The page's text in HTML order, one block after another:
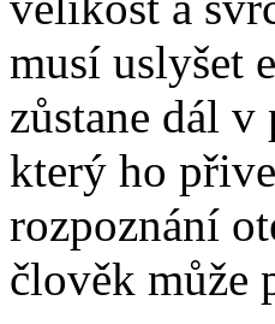
musí uslyšet
zůstane dál
který ho
rozpoznání
člověk může